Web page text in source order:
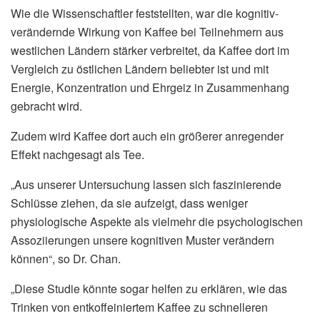
Wie die Wissenschaftler feststellten, war die kognitiv-
verändernde Wirkung von Kaffee bei Teilnehmern aus
westlichen Ländern stärker verbreitet, da Kaffee dort im
Vergleich zu östlichen Ländern beliebter ist und mit
Energie, Konzentration und Ehrgeiz in Zusammenhang
gebracht wird.
Zudem wird Kaffee dort auch ein größerer anregender
Effekt nachgesagt als Tee.
„Aus unserer Untersuchung lassen sich faszinierende
Schlüsse ziehen, da sie aufzeigt, dass weniger
physiologische Aspekte als vielmehr die psychologischen
Assoziierungen unsere kognitiven Muster verändern
können“, so Dr. Chan.
„Diese Studie könnte sogar helfen zu erklären, wie das
Trinken von entkoffeiniertem Kaffee zu schnelleren